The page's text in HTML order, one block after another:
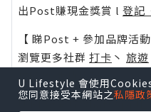
出Post賺現金獎賞 l 登記
【 睇Post + 參加品牌活動
瀏覽更多社群 打卡 丶 旅遊
活動情報
U Blog開咗WhatsApp啦
U Lifestyle 會使用
您同意接受本網站之私隱政